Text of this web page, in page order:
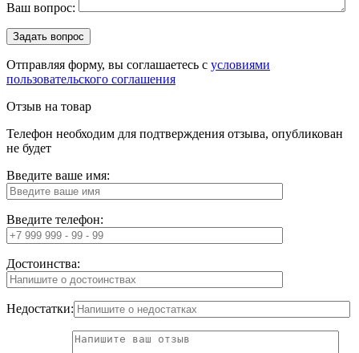
Ваш вопрос:
Отправляя форму, вы соглашаетесь с условиями
пользовательского соглашения
Отзыв на товар
Телефон необходим для подтверждения отзыва, опубликован
не будет
Введите ваше имя:
Введите телефон:
Достоинства:
Недостатки: